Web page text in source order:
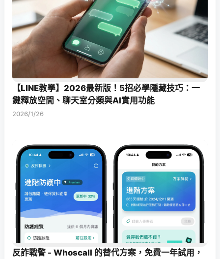
【LINE教學】2026最新版！5招必學隱藏技巧：一
鍵釋放空間、聊天室分類與AI實用功能
2026/1/26
反詐戰警 - Whoscall 的替代方案，免費一年試用，